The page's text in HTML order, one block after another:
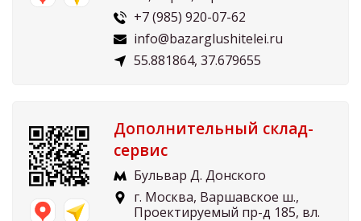
+7 (985) 920-07-62
info@bazarglushitelei.ru
55.881864, 37.679655
Дополнительный склад-
сервис
Бульвар Д. Донского
г. Москва, Варшавское ш.,
Проектируемый пр-д 185, вл.